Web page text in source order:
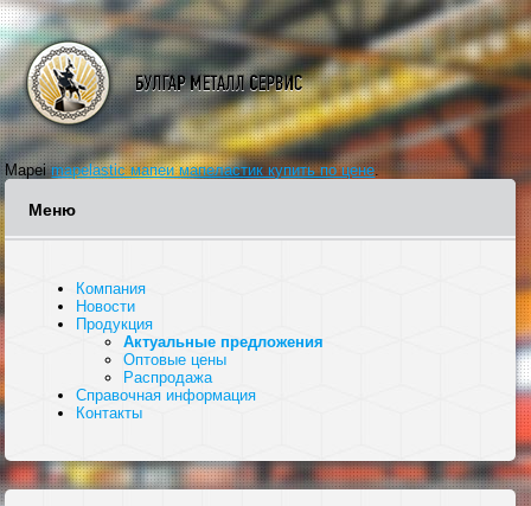
Mapeimapelastic мапеи мапеластик купить по цене.
Меню
Компания
Новости
Продукция
Актуальные предложения
Оптовые цены
Распродажа
Справочная информация
Контакты